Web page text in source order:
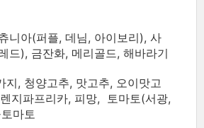
니아(퍼플, 데님, 아이보리), 사
드), 금잔화, 메리골드, 해바라기
지, 청양고추, 맛고추, 오이맛고
지파프리카, 피망, 토마토(서광,
마토